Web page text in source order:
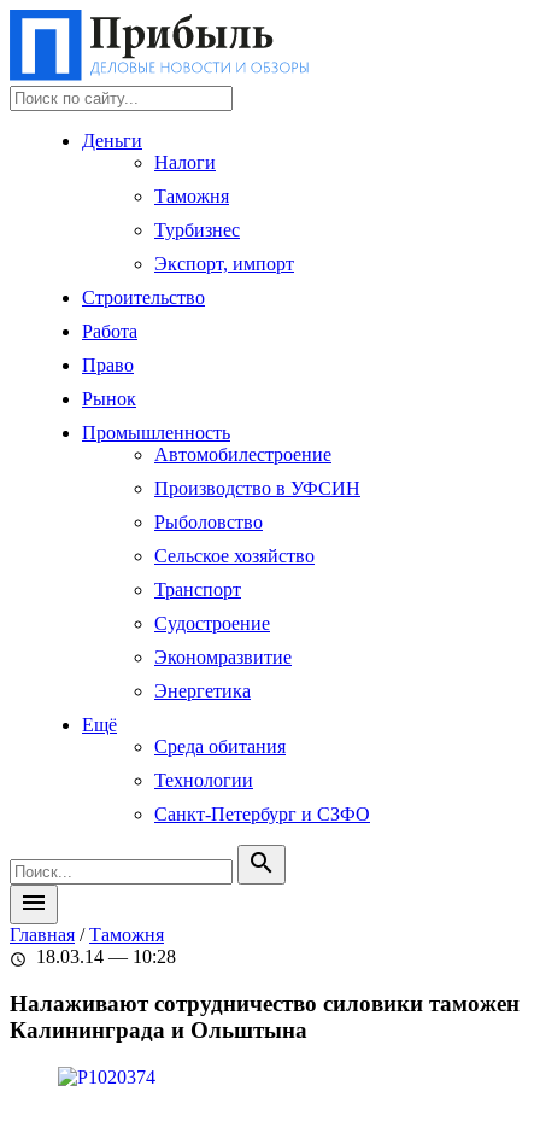
Деньги
Налоги
Таможня
Турбизнес
Экспорт, импорт
Строительство
Работа
Право
Рынок
Промышленность
Автомобилестроение
Производство в УФСИН
Рыболовство
Сельское хозяйство
Транспорт
Судостроение
Экономразвитие
Энергетика
Ещё
Среда обитания
Технологии
Санкт-Петербург и СЗФО
search
menu
Главная /Таможня
schedule 18.03.14 — 10:28
Налаживают сотрудничество силовики таможен
Калининграда и Ольштына